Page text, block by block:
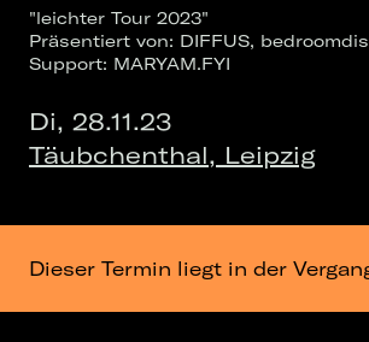
"leichter Tour 2023"
Präsentiert von: DIFFUS,
Support: MARYAM.FYI
Di, 28.11.23
Täubchenthal, Leipzig
Dieser Termin liegt in der